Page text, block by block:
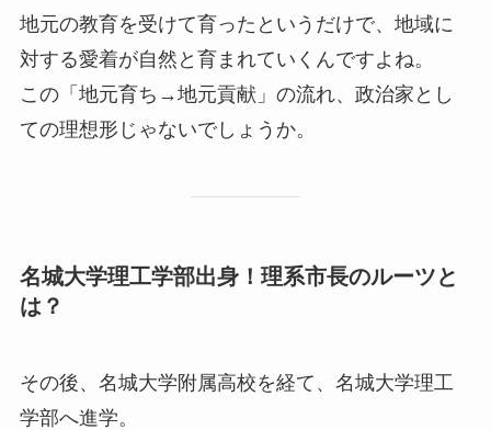
地元の教育を受けて育ったというだけで、地域に
対する愛着が自然と育まれていくんですよね。
この「地元育ち→地元貢献」の流れ、政治家とし
ての理想形じゃないでしょうか。
名城大学理工学部出身！理系市長のルーツと
は？
その後、名城大学附属高校を経て、名城大学理工
学部へ進学。